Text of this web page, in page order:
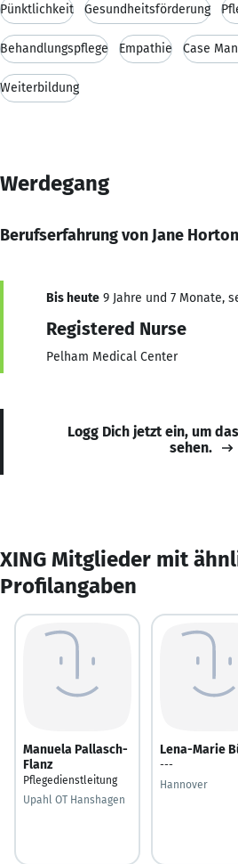
Pünktlichkeit Gesundheitsförderung
Behandlungspflege Empathie Case
Weiterbildung
Werdegang
Berufserfahrung von Jane Horton
Bis heute 9 Jahre und 7 Monate,
Registered Nurse
Pelham Medical Center
Logg Dich jetzt ein, um
sehen.
XING Mitglieder mit
Profilangaben
Manuela Pallasch-
Flanz
Pflegedienstleitung
Upahl OT Hanshagen
Lena-Marie
---
Hannover